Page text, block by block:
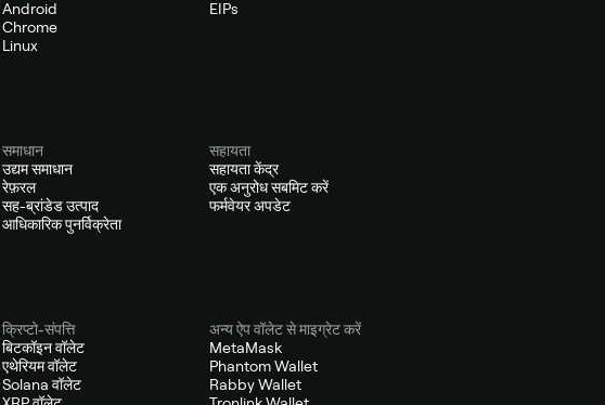
Android
Chrome
Linux
EIPs
समाधान
उद्यम समाधान
रेफ़रल
सह-ब्रांडेड उत्पाद
आधिकारिक पुनर्विक्रेता
सहायता
सहायता केंद्र
एक अनुरोध सबमिट करें
फर्मवेयर अपडेट
क्रिप्टो-संपत्ति
बिटकॉइन वॉलेट
एथेरियम वॉलेट
Solana वॉलेट
अन्य ऐप वॉलेट से माइग्रेट करें
MetaMask
Phantom Wallet
Rabby Wallet